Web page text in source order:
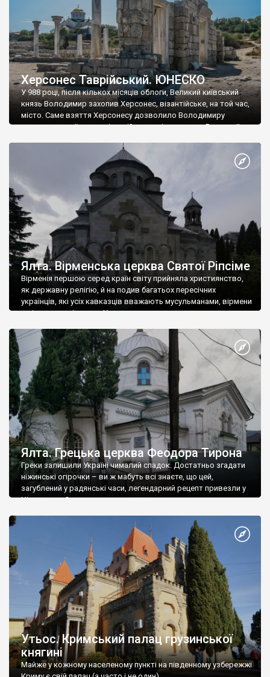
Херсонес Таврійський. ЮНЕСКО
У 988 році, після кількох місяців облоги, Великий київський
князь Володимир захопив Херсонес, візантійське, на той час,
місто. Саме взяття Херсонесу дозволило Володимиру
диктувати свої умови візантійському імператору Василю ІІ, та
Херсонесі Володимир-язичник, став Василем-християнином.
А потім було Хрещення Русі. На честь Херсонесу Таврійського
Ялта. Вірменська церква Святої Ріпсіме
Вірменія першою серед країн світу прийняла християнство,
як державну релігію, й на подив багатьох пересічних
українців, які усіх кавказців вважають мусульманами, вірмени
є відданими вірянами Христа
Ялта. Грецька церква Феодора Тирона
Греки залишили Україні чималий спадок. Достатньо згадати
ніжинські огірочки – ви ж мабуть всі знаєте, що цей,
загублений у радянські часи, легендарний рецепт привезли у
Ніжин греки?
Утьос. Кримський палац грузинської
княгині
Майже у кожному населеному пункті на південному узбережжі